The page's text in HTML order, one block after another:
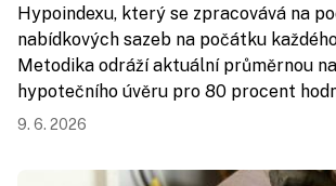
Hypoindexu, který se zpracovává na
nabídkových sazeb na počátku
Metodika odráží aktuální průměrnou
hypotečního úvěru pro 80 procent
9. 6. 2026